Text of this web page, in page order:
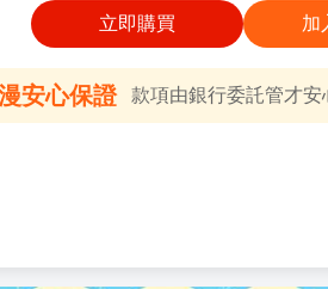
立即購買 加
安心保證 款項由銀行委託管才